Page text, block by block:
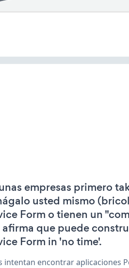
empresas primero
usted mismo
Form o tienen un
que puede
Form in 'no time'.
intentan encontrar aplicaciones